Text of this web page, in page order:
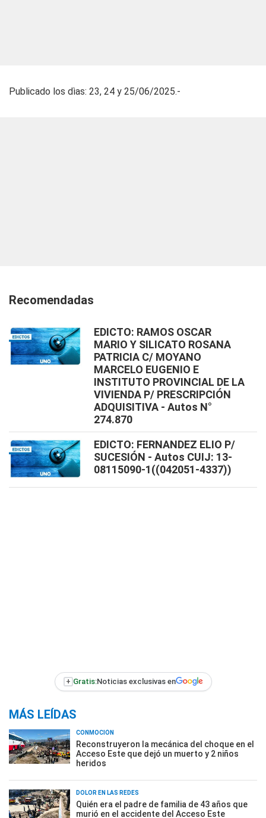
Publicado los dìas: 23, 24 y 25/06/2025.-
Recomendadas
EDICTO: RAMOS OSCAR
MARIO Y SILICATO ROSANA
PATRICIA C/ MOYANO
MARCELO EUGENIO E
INSTITUTO PROVINCIAL DE LA
VIVIENDA P/ PRESCRIPCIÓN
ADQUISITIVA - Autos N°
274.870
EDICTO: FERNANDEZ ELIO P/
SUCESIÓN - Autos CUIJ: 13-
08115090-1((042051-4337))
+ Gratis:Noticias exclusivas en
MÁS LEÍDAS
CONMOCIÓN
Reconstruyeron la mecánica del choque en el
Acceso Este que dejó un muerto y 2 niños
heridos
DOLOR EN LAS REDES
Quién era el padre de familia de 43 años que
murió en el accidente del Acceso Este